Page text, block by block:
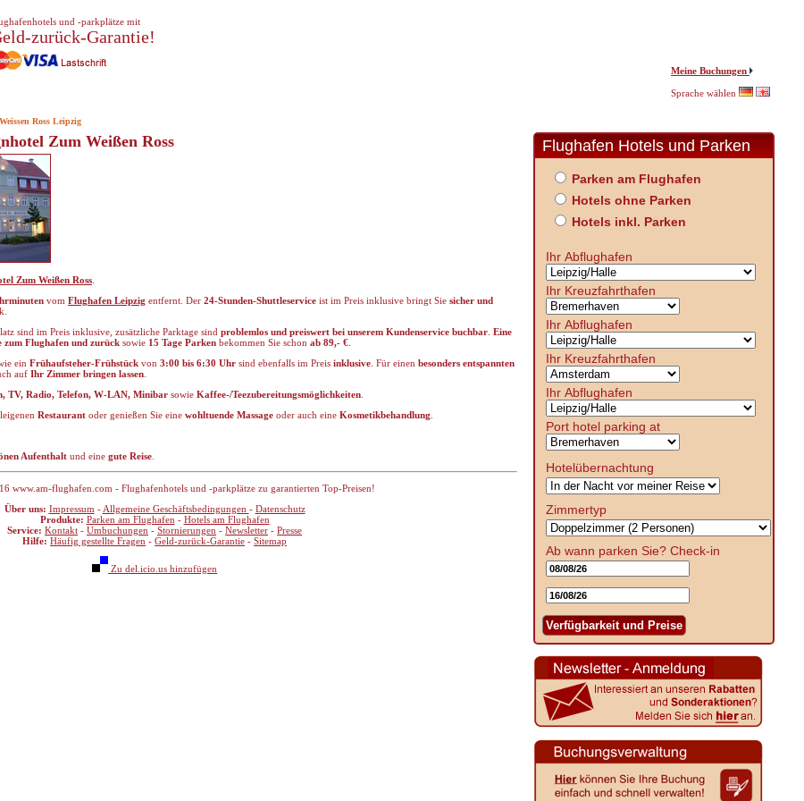
Zum Weißen Ross
Zum Weißen Ross
vom Flughafen Leipzig entfernt. Der 24-Stunden-Shuttleservice ist im Preis inklusive bringt Sie sicher und
sind im Preis inklusive, zusätzliche Parktage sind problemlos und preiswert bei unserem Kundenservice buchbar Eine
zum Flughafen und zurück sowie 15 Tage Parken bekommen Sie schon ab 89,- €
ein Frühaufsteher-Frühstück von 3:00 bis 6:30 Uhr sind ebenfalls im Preis inklusive . Für einen besonders entspannten
auf Ihr Zimmer bringen lassen
TV, Radio, Telefon, W-LAN, Minibar sowie Kaffee-/Teezubereitungsmöglichkeiten
Restaurant oder genießen Sie eine wohltuende Massage oder auch eine Kosmetikbehandlung
Aufenthalt und eine gute Reise
www.am-flughafen.com - Flughafenhotels und -parkplätze zu garantierten Top-Preisen!
Über uns: Impressum - Allgemeine Geschäftsbedingungen - Datenschutz
Produkte: Parken am Flughafen - Hotels am Flughafen
Service: Kontakt - Umbuchungen - Stornierungen - Newsletter - Presse
Hilfe: Häufig gestellte Fragen - Geld-zurück-Garantie - Sitemap
Zu del.icio.us hinzufügen
Meine Buchungen
Sprache wählen
Flughafen Hotels und Parken
Parken am Flughafen
Hotels ohne Parken
Hotels inkl. Parken
Ihr Abflughafen
Ihr Kreuzfahrthafen
Ihr Abflughafen
Ihr Kreuzfahrthafen
Ihr Abflughafen
Port hotel parking at
Hotelübernachtung
Zimmertyp
Ab wann parken Sie? Check-in
Verfügbarkeit und Preise
und -parkplätze mit
zurück-Garantie!
Ross Leipzig